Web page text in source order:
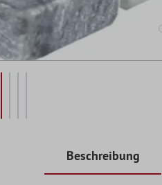
Beschreibung